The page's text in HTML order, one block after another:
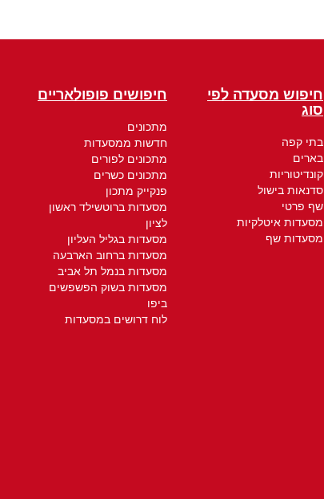
חיפוש מסעדה לפי
סוג
בתי קפה
בארים
קונדיטוריות
סדנאות בישול
שף פרטי
מסעדות איטלקיות
מסעדות שף
חיפושים פופולאריים
מתכונים
חדשות ממסעדות
מתכונים לפורים
מתכונים כשרים
פנקייק מתכון
מסעדות ברוטשילד ראשון
לציון
מסעדות בגליל העליון
מסעדות ברחוב הארבעה
מסעדות בנמל תל אביב
מסעדות בשוק הפשפשים
ביפו
לוח דרושים במסעדות